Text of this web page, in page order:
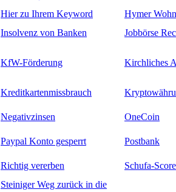
Hier zu Ihrem Keyword
Hymer
Insolvenz von Banken Jobbörse
KfW-Förderung Kirchliches
Kreditkartenmissbrauch
Negativzinsen OneCoin
Paypal Konto gesperrt
Postbank
Richtig vererben Schufa-Score
Steiniger Weg zurück in die